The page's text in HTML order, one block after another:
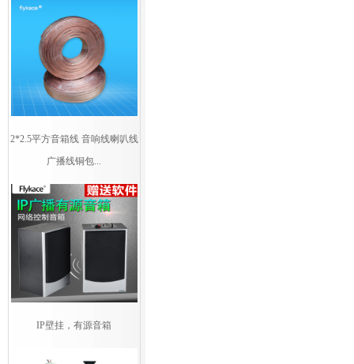
2*2.5平方音箱线 音响线喇叭线
广播线铜包...
IP壁挂，有源音箱